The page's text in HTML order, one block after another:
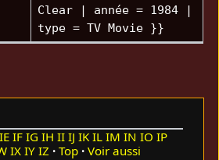
Clear | année = 1984 |
type = TV Movie }}
IE IF IG IH II IJ IK IL IM IN IO IP
IX IY IZ Top Voir aussi